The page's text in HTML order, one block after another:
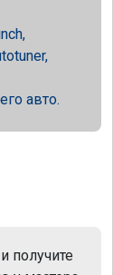
авто.
и получите